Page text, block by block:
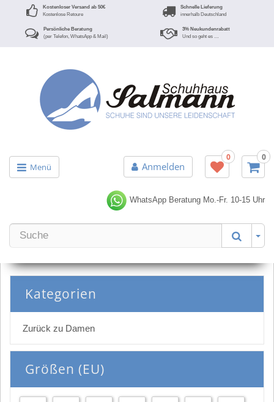
Kostenloser Versand ab 50€
Kostenlose Retoure
Schnelle Lieferung
innerhalb Deutschland
Persönliche Beratung
(per Telefon, WhatsApp & Mail)
3% Neukundenrabatt
Und so geht es …
Menü Anmelden
0 0
WhatsApp Beratung Mo.-Fr. 10-15 Uhr
Kategorien
Zurück zu Damen
Größen (EU)